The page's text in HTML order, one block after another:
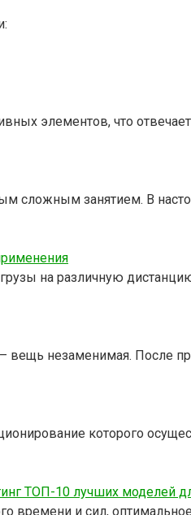
элементов, что
сложным занятием. В
на различную
вещь незаменимая. После
которого
ТОП-10 лучших моделей
времени и сил,